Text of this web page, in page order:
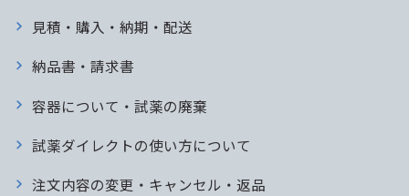
見積・購入・納期・配送
納品書・請求書
容器について・試薬の廃棄
試薬ダイレクトの使い方について
注文内容の変更・キャンセル・返品